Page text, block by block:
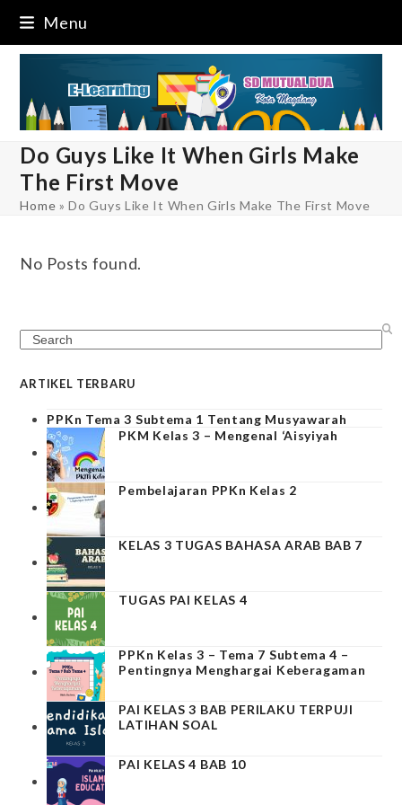
content
Menu
Do Guys Like It When Girls Make
The First Move
Home »Do Guys Like It When Girls Make The First Move
No Posts found.
Search
ARTIKEL TERBARU
PPKn Tema 3 Subtema 1 Tentang Musyawarah
PKM Kelas 3 – Mengenal ‘Aisyiyah
Pembelajaran PPKn Kelas 2
KELAS 3 TUGAS BAHASA ARAB BAB 7
TUGAS PAI KELAS 4
PPKn Kelas 3 – Tema 7 Subtema 4 –
Pentingnya Menghargai Keberagaman
PAI KELAS 3 BAB PERILAKU TERPUJI
LATIHAN SOAL
PAI KELAS 4 BAB 10